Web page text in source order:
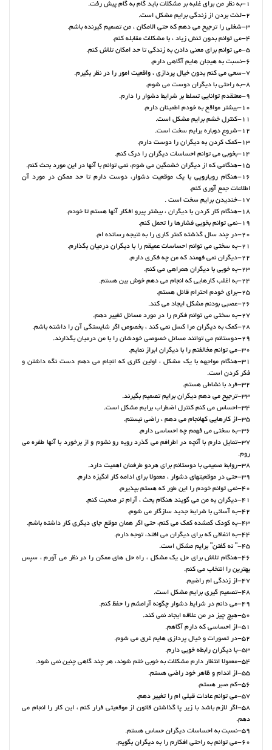
1-به نظر من برای غلبه بر مشکلات باید گام به گام پیش رفت.
2-لذت بردن از زندگی برایم مشکل است.
3-شغلی را ترجیح می دهم که حتی الامکان ، من تصمیم گیرنده باشم.
4-می توانم بدون تنش زیاد ، با مشکلات مقابله کنم.
5-می توانم برای معنی دادن به زندگی تا حد امکان تلاش کنم.
6-نسبت به هیجان هایم آگاهی دارم.
7-سعی می کنم بدون خیال پردازی ، واقعیت امور را در نظر بگیرم.
8-به راحتی با دیگران دوست می شوم.
9-معتقدم توانایی تسلط بر شرایط دشوار را دارم.
10-بیشتر مواقع به خودم اطمینان دارم.
11-کنترل خشم برایم مشکل است.
12-شروع دوباره برایم سخت است.
13-کمک کردن به دیگران را دوست دارم.
14-بخوبی می توانم احساسات دیگران را درک کنم.
15-هنگامی که از دیگران خشمگین می شوم، نمی توانم با آنها در این مورد بحث کنم.
16-هنگام رویارویی با یک موقعیت دشوار، دوست دارم تا حد ممکن در مورد آن
اطلاعات جمع آوری کنم.
17-خندیدن برایم سخت است .
18-هنگام کار کردن با دیگران ، بیشتر پیرو افکار آنها هستم تا خودم.
19-نمی توانم بخوبی فشارها را تحمل کنم.
20-در چند سال گذشته کمتر کاری را به نتیجه رسانده ام.
21-به سختی می توانم احساسات عمیقم را با دیگران درمیان بگذارم.
22-دیگران نمی فهمند که من چه فکری دارم.
23-به خوبی با دیگران همراهی می کنم.
24-به اغلب کارهایی که انجام می دهم خوش بین هستم.
25-برای خودم احترام قائل هستم.
26-عصبی بودنم مشکل ایجاد می کند.
27-به سختی می توانم فکرم را در مورد مسائل تغییر دهم.
28-کمک به دیگران مرا کسل نمی کند ، بخصوص اگر شایستگی آن را داشته باشم.
29-دوستانم می توانند مسائل خصوصی خودشان را با من درمیان بگذارند.
30-می توانم مخالفتم را با دیگران ابراز نمایم.
31-هنگام مواجهه با یک مشکل ، اولین کاری که انجام می دهم دست نگه داشتن و
فکر کردن است.
32-فرد با نشاطی هستم.
33-ترجیح می دهم دیگران برایم تصمیم بگیرند.
34-احساس می کنم کنترل اضطراب برایم مشکل است.
35-از کارهایی کهانجام می دهم ، راضی نیستم.
36-به سختی می فهمم چه احساسی دارم.
37-تمایل دارم با آنچه در اطرافم می گذرد روبه رو نشوم و از برخورد با آنها طفره می
روم.
38-روابط صمیمی با دوستانم برای هردو طرفمان اهمیت دارد.
39-حتی در موقعیتهای دشوار ، معمولا برای ادامه کار انگیزه دارم.
40-نمی توانم خودم را این طور که هستم بپذیرم.
41-دیگران به من می گویند هنگام بحث ، آرام تر صحبت کنم.
42-به آسانی با شرایط جدید سازگار می شوم.
43-به کودک گمشده کمک می کنم، حتی اگر همان موقع جای دیگری کار داشته باشم.
44-به اتفاقی که برای دیگران می افتد، توجه دارم.
45-" نه گفتن" برایم مشکل است.
46-هنگام تلاش برای حل یک مشکل ، راه حل های ممکن را در نظر می آورم ، سپس
بهترین را انتخاب می کنم.
47-از زندگی ام راضیم.
48-تصمیم گیری برایم مشکل است.
49-می دانم در شرایط دشوار چگونه آرامشم را حفظ کنم.
50-هیچ چیز در من علاقه ایجاد نمی کند.
51-از احساسی که دارم آگاهم.
52-در تصورات و خیال پردازی هایم غرق می شوم.
53-با دیگران رابطه خوبی دارم.
54-معمولا انتظار دارم مشکلات به خوبی ختم شوند، هر چند گاهی چنین نمی شود.
55-از اندام و ظاهر خود راضی هستم.
56-کم صبر هستم.
57-می توانم عادات قبلی ام را تغییر دهم.
58-اگر لازم باشد با زیر پا گذاشتن قانون از موقعیتی فرار کنم ، این کار را انجام می
دهم.
59-نسبت به احساسات دیگران حساس هستم.
60-می توانم به راحتی افکارم را به دیگران بگویم.